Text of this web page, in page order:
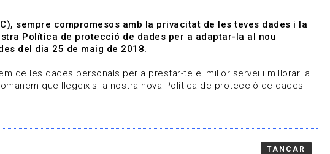
A qui representem Contacte
sempre compromesos amb la privacitat de les teves dades i la
Política de protecció de dades per a adaptar-la al nou
del dia 25 de maig de 2018.
de les dades personals per a prestar-te el millor servei i millorar la
que llegeixis la nostra nova Política de protecció de dades
TANCAR